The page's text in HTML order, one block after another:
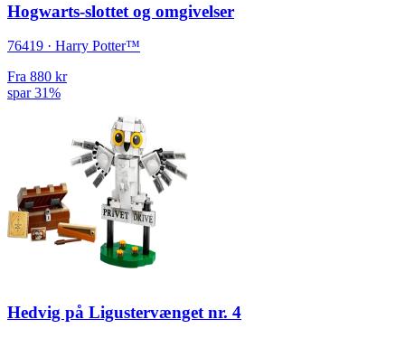
Hogwarts-slottet og omgivelser
76419 · Harry Potter™
Fra 880 kr
spar 31%
Hedvig på Ligustervænget nr. 4